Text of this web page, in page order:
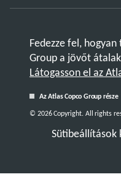
Fedezze fel,
Group a jövőt
Látogasson el az
Az Atlas Copco Group része
Sütibeállítások
© 2026 Copyright. All rights